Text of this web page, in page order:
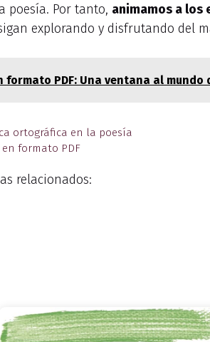
poesía. Por tanto, animamos a
explorando y disfrutando del
PDF: Una ventana al mundo
ortográfica en la poesía
formato PDF
relacionados: